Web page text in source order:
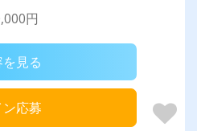
円
見る
応募